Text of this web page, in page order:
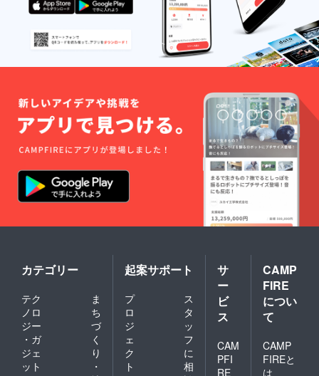
カテゴリー
テク
ノロ
ジー
・ガ
ジェ
ット
ま
ち
づ
く
り
・
起案サポート
プ
ロ
ジ
ェ
ク
ト
ス
タ
ッ
フ
に
相
サ
ー
ビ
ス
CAM
PFI
RE
CAMP
FIRE
につい
て
CAMP
FIREと
は